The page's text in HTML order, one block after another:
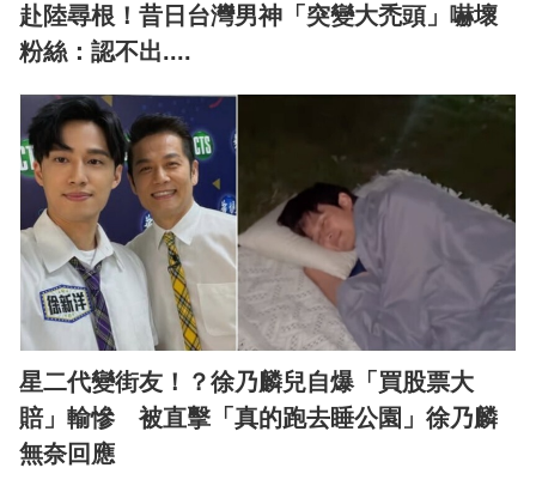
赴陸尋根！昔日台灣男神「突變大禿頭」嚇壞
粉絲：認不出....
星二代變街友！？徐乃麟兒自爆「買股票大
賠」輸慘 被直擊「真的跑去睡公園」徐乃麟
無奈回應